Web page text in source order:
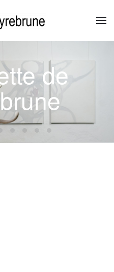
de
Payrebrune
de Payrebrune
de Payrebrune
Jeannette de Payrebrune
Jeannette de Payrebrune
Jeannette de